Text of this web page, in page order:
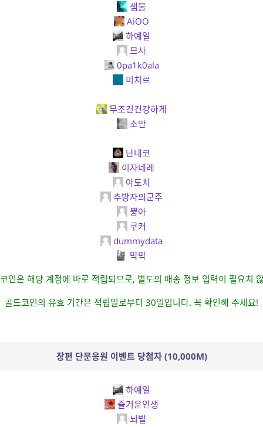
샘물
AiOO
하예일
므사
0pa1k0ala
미치르
무조건건강하게
소만
난네코
이자네레
아도치
추방자의군주
뿡아
쿠커
dummydata
막막
인은 해당 계정에 바로 적립되므로, 별도의 배송 정보 입력이 필요치
골드코인의 유효 기간은 적립일로부터 30일입니다. 꼭 확인해 주세요!
장편 단문응원 이벤트 당첨자 (10,000M)
하예일
즐거운인생
뇌빌